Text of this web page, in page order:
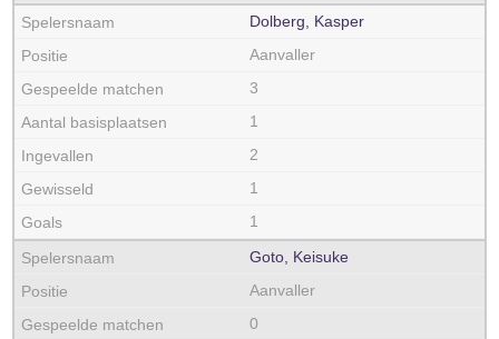
Dolberg, Kasper
Aanvaller
3
1
2
1
1
Goto, Keisuke
Aanvaller
0